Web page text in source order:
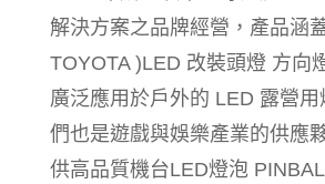
解決方案之品牌經營，產品涵
TOYOTA )LED 改裝頭燈 方向
廣泛應用於戶外的 LED 露營
們也是遊戲與娛樂產業的供應
供高品質機台LED燈泡